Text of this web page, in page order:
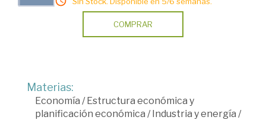
COMPRAR
Materias:
Economía /Estructura económica y
planificación económica /Industria y energía /